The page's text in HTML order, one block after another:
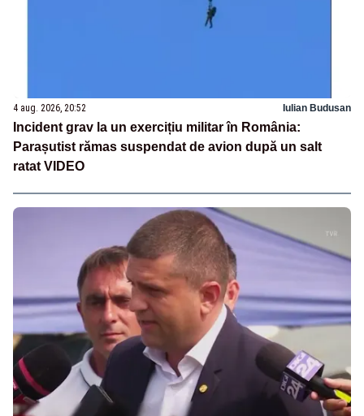
4 aug. 2026, 20:52 Iulian Budusan
Incident grav la un exercițiu militar în România:
Parașutist rămas suspendat de avion după un salt
ratat VIDEO